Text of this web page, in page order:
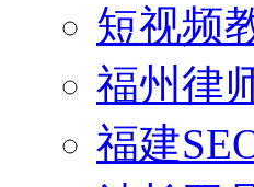
短视频
福州律
福建